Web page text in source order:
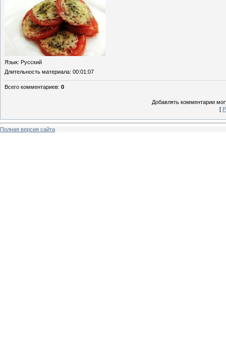
Язык: Русский
Длительность материала: 00:01:07
Всего комментариев: 0
Добавлять комментарии
[
Полная версия сайта